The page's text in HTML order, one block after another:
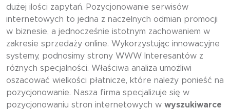
dużej ilości zapytań. Pozycjonowanie serwisów
internetowych to jedna z naczelnych odmian promocji
w biznesie, a jednocześnie istotnym zachowaniem w
zakresie sprzedaży online. Wykorzystując innowacyjne
systemy, podnosimy strony WWW Interesantów z
różnych specjalności. Właściwa analiza umożliwi
oszacować wielkości płatnicze, które należy ponieść na
pozycjonowanie. Nasza firma specjalizuje się w
pozycjonowaniu stron internetowych w wyszukiwarce